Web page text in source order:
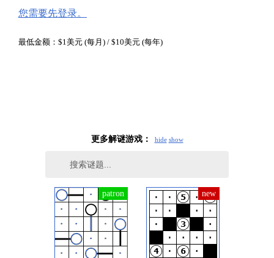
您需要先登录。
最低金额：$1美元 (每月) / $10美元 (每年)
更多解谜游戏： hide show